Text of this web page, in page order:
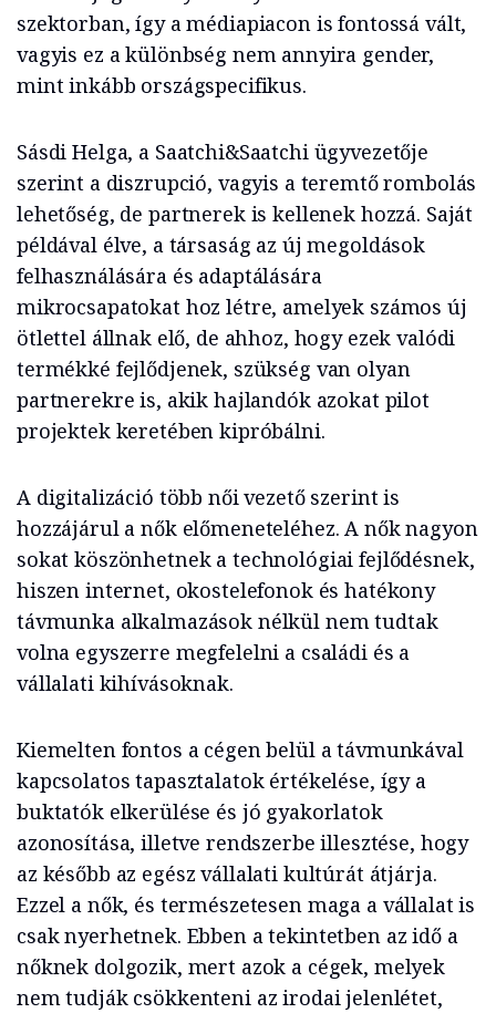
szektorban, így a médiapiacon is fontossá vált,
vagyis ez a különbség nem annyira gender,
mint inkább országspecifikus.
Sásdi Helga, a Saatchi&Saatchi ügyvezetője
szerint a diszrupció, vagyis a teremtő rombolás
lehetőség, de partnerek is kellenek hozzá. Saját
példával élve, a társaság az új megoldások
felhasználására és adaptálására
mikrocsapatokat hoz létre, amelyek számos új
ötlettel állnak elő, de ahhoz, hogy ezek valódi
termékké fejlődjenek, szükség van olyan
partnerekre is, akik hajlandók azokat pilot
projektek keretében kipróbálni.
A digitalizáció több női vezető szerint is
hozzájárul a nők előmeneteléhez. A nők nagyon
sokat köszönhetnek a technológiai fejlődésnek,
hiszen internet, okostelefonok és hatékony
távmunka alkalmazások nélkül nem tudtak
volna egyszerre megfelelni a családi és a
vállalati kihívásoknak.
Kiemelten fontos a cégen belül a távmunkával
kapcsolatos tapasztalatok értékelése, így a
buktatók elkerülése és jó gyakorlatok
azonosítása, illetve rendszerbe illesztése, hogy
az később az egész vállalati kultúrát átjárja.
Ezzel a nők, és természetesen maga a vállalat is
csak nyerhetnek. Ebben a tekintetben az idő a
nőknek dolgozik, mert azok a cégek, melyek
nem tudják csökkenteni az irodai jelenlétet,